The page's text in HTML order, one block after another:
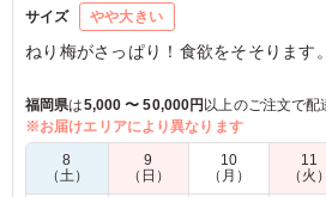
サイズ やや大きい
ねり梅がさっぱり！食欲をそそります。
5.0 福岡高校 紅梅会
購入した600円台のお弁当数種類の
人気のお弁当でした。量はたっぷり
福岡県は5,000 〜 50,000円 以上のご注文で配
※お届けエリアにより異なります
8
（土）
9
（日）
10
（月）
11
（火）